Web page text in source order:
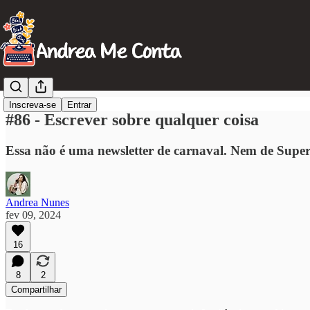
Inscreva-se Entrar
#86 - Escrever sobre qualquer coisa
Essa não é uma newsletter de carnaval. Nem de
Andrea Nunes
fev 09, 2024
16
8
2
Compartilhar